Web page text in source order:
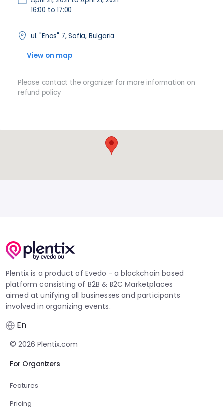
16:00 to 17:00
ul. "Enos" 7, Sofia, Bulgaria
View on map
Please contact the organizer for more information on
refund policy
Plentix is a product of Evedo - a blockchain based
platform consisting of B2B & B2C Marketplaces
aimed at unifying all businesses and participants
involved in organizing events.
En
© 2026 Plentix.com
For Organizers
Features
Pricing